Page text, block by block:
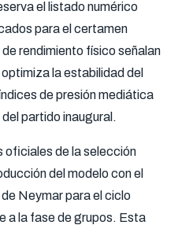
el listado numérico
para el certamen
rendimiento físico señalan
la estabilidad del
de presión mediática
partido inaugural.
oficiales de la selección
del modelo con el
Neymar para el ciclo
a la fase de grupos. Esta